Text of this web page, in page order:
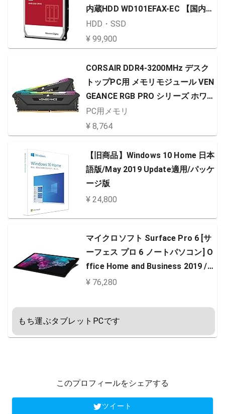
内蔵HDD WD101EFAX-EC 【国内正
規代理店品】
HDD・SSD
¥ 99,900
CORSAIR DDR4-3200MHz デスク
トップPC用 メモリモジュール VEN
GEANCE RGB PRO シリーズ ホワ
イト 16GB [8GB×2枚] CMW16GX4
M2C3200C16W
PC用メモリ
¥ 8,764
【旧商品】Windows 10 Home 日本
語版/May 2019 Update適用/パッケ
ージ版
¥ 24,800
マイクロソフト Surface Pro 6 [サ
ーフェス プロ 6 ノートパソコン] O
ffice Home and Business 2019 /
Windows 10 Home / 12.3 インチ C
0028
¥ 76,280
もち運ぶタブレットPCです
このプロフィールをシェアする
ツイート